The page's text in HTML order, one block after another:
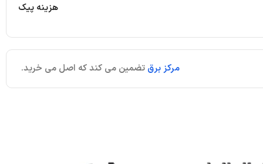
هزینه پیک
مرکز برق تضمین می کند که اصل می خرید.